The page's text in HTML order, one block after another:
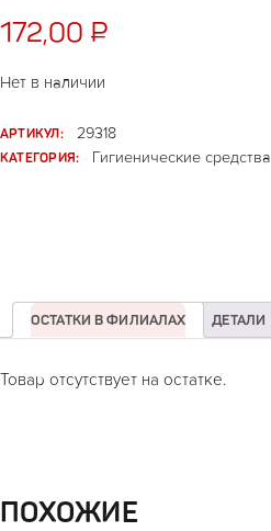
172,00 ₽
Нет в наличии
АРТИКУЛ:
29318
КАТЕГОРИЯ:
Гигиенические средства
ОСТАТКИ В ФИЛИАЛАХ ДЕТАЛИ
Товар отсутствует на остатке.
ПОХОЖИЕ